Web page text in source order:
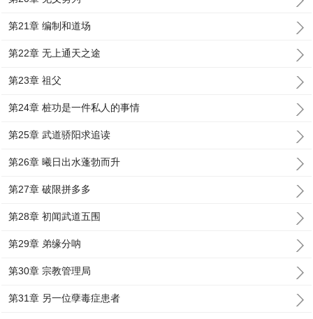
第21章 编制和道场
第22章 无上通天之途
第23章 祖父
第24章 桩功是一件私人的事情
第25章 武道骄阳求追读
第26章 曦日出水蓬勃而升
第27章 破限拼多多
第28章 初闻武道五围
第29章 弟缘分呐
第30章 宗教管理局
第31章 另一位孽毒症患者